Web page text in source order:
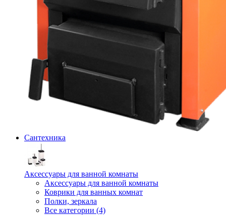
Сантехника
Аксессуары для ванной комнаты
Аксессуары для ванной комнаты
Коврики для ванных комнат
Полки, зеркала
Все категории (4)